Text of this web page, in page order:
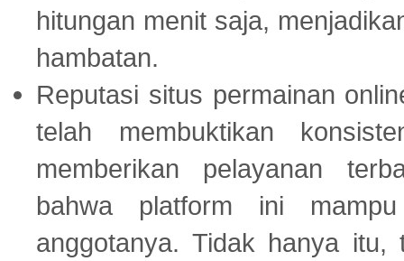
hitungan menit saja,
hambatan.
Reputasi situs permainan
telah membuktikan
memberikan pelayanan
bahwa platform ini
anggotanya. Tidak hanya